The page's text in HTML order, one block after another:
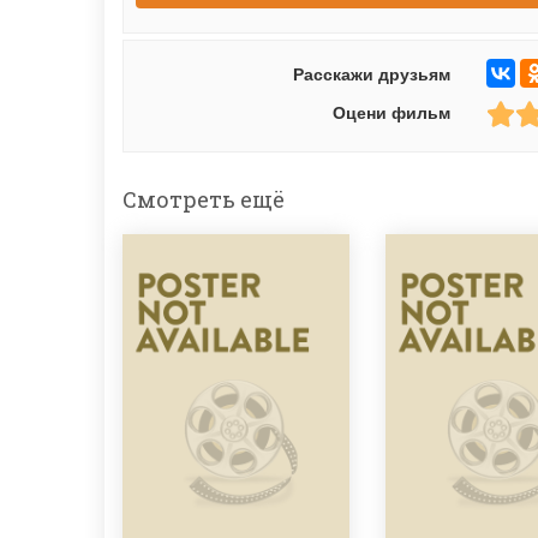
Расскажи друзьям
Оцени фильм
Смотреть ещё